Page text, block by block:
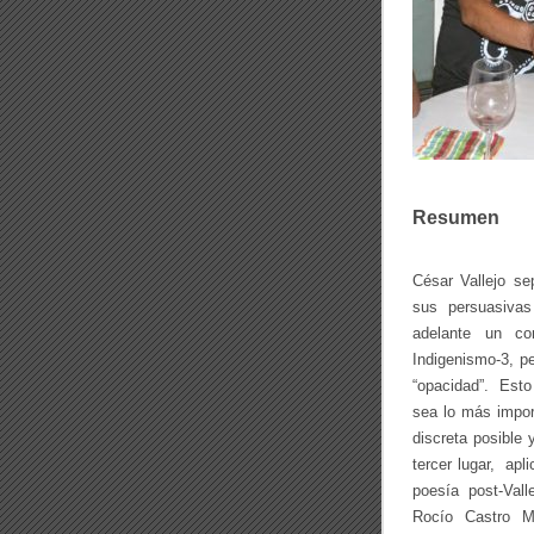
Resumen
César Vallejo
sus
adelante un
Indigenismo-3,
“opacidad”.
sea lo más
discreta posible
tercer lugar,
poesía post-
Rocío Castro